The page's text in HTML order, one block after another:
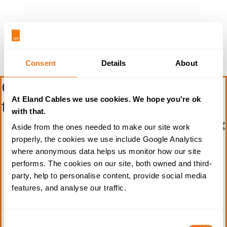
Consent Details About
At Eland Cables we use cookies. We hope you're ok
with that.
Aside from the ones needed to make our site work
properly, the cookies we use include Google Analytics
where anonymous data helps us monitor how our site
performs. The cookies on our site, both owned and third-
party, help to personalise content, provide social media
features, and analyse our traffic.
Course: Câbles moyenne
tension
Formation professionnelle
continue sur les câbles –
Formulaire de demande
Remplissez le formulaire ci-dessous pour demander
plus d'informations sur l'une de nos formations